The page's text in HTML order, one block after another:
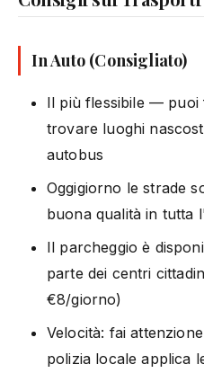
In Auto (Consigliato)
Il più flessibile — puoi
trovare luoghi
autobus
Oggigiorno le strade
buona qualità in tutta
Il parcheggio è
parte dei centri
€8/giorno)
Velocità: fai
polizia locale applica